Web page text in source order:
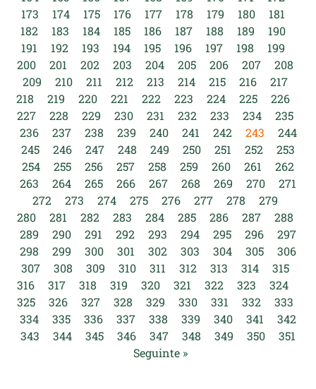
173
174 175 176 177 178 179 180
181
182
183 184 185 186 187 188 189
190
191
192 193 194 195 196 197 198
199
200
201 202 203 204 205 206 207
208
209
210 211 212 213 214 215 216
217
218
219 220 221 222 223 224 225
226
227
228 229 230 231 232 233 234
235
236
237 238 239 240 241 242 243
244
245
246 247 248 249 250 251 252
253
254
255 256 257 258 259 260 261
262
263
264 265 266 267 268 269 270
271
272
273 274 275 276 277 278
279
280
281 282 283 284 285 286 287
288
289
290 291 292 293 294 295 296
297
298
299 300 301 302 303 304 305
306
307
308 309 310 311 312 313 314
315
316
317 318 319 320 321 322 323
324
325
326 327 328 329 330 331 332
333
334
335 336 337 338 339 340 341
342
343
344 345 346 347 348 349 350
351
Seguinte »